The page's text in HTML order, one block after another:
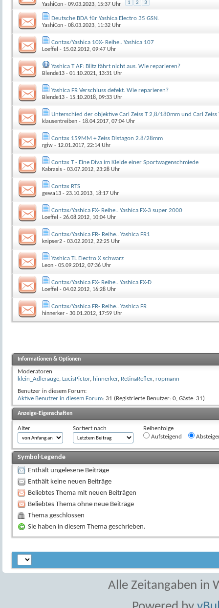
YashiCon - 09.03.2023, 15:37 Uhr 1 2 3
Deutsche BDA für Yashica Electro 35 GSN.
YashiCon - 08.03.2023, 11:32 Uhr
Contax/Yashica 10X- Reihe.. Yashica 107
Loeffel - 15.02.2012, 09:47 Uhr
Yashica T AF: Blitz fährt nicht aus. Wie reparieren?
Blende13 - 01.10.2021, 13:31 Uhr
Yashica FR Verschluss defekt. Wie reparieren?
Blende13 - 15.10.2018, 09:33 Uhr
Unterschied der objektive Carl Zeiss T 2,8/180mm und Carl
klausentreiben - 18.04.2017, 07:04 Uhr
Contax 159MM + Zeiss Distagon 2.8/28mm
rgiw - 12.01.2017, 22:14 Uhr
Contax T - Eine Diva im Kleide einer Sportwagenschmiede
Kabraxis - 03.07.2012, 23:28 Uhr
Contax RTS
gewa13 - 23.10.2013, 18:17 Uhr
Contax/Yashica FX- Reihe.. Yashica FX-3 super 2000
Loeffel - 26.08.2012, 10:04 Uhr
Contax/Yashica FR- Reihe.. Yashica FR1
knipser2 - 03.02.2012, 22:25 Uhr
Yashica TL Electro X schwarz
Leon - 05.09.2012, 07:36 Uhr
Contax/Yashica FX- Reihe.. Yashica FX-D
Loeffel - 04.02.2012, 16:28 Uhr
Contax/Yashica FR- Reihe.. Yashica FR
hinnerker - 30.01.2012, 17:59 Uhr
Informationen & Optionen
Moderatoren
klein_Adlerauge, LucisPictor, hinnerker, RetinaReflex, ropmann
Benutzer in diesem Forum:
Aktive Benutzer in diesem Forum: 31 (Registrierte Benutzer: 0, Gäste: 31)
Anzeige-Eigenschaften
Alter Sortiert nach
Reihenfolge
Aufsteigend
Symbol-Legende
Enthält ungelesene Beiträge
Enthält keine neuen Beiträge
Beliebtes Thema mit neuen Beiträgen
Beliebtes Thema ohne neue Beiträge
Thema geschlossen
Sie haben in diesem Thema geschrieben.
Alle Zeitangaben in